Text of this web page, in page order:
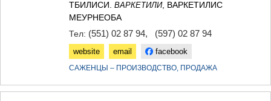
ТБИЛИСИ. ВАРКЕТИЛИ, ВАРКЕТИЛИС
МЕУРНЕОБА
Тел: (551) 02 87 94, (597) 02 87 94
website email facebook
САЖЕНЦЫ – ПРОИЗВОДСТВО, ПРОДАЖА